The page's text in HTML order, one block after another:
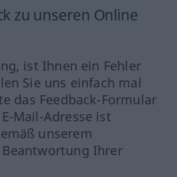
zu unseren Online
ist Ihnen ein Fehler
Sie uns einfach mal
das Feedback-Formular
Mail-Adresse ist
unserem
Ihrer